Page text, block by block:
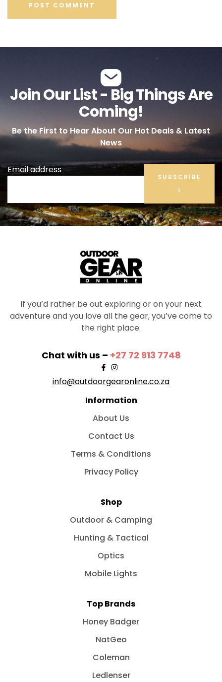
POST COMMENT
Join Our List - Big Things Are
Coming!
Be the First to Hear About Our Hot Deals & Latest
News
Email address
SUBSCRIBE
If you’d rather be out exploring or on your next
adventure and you love all the gear, you’ve come to
the right place.
Chat with us – +27 72 913 7748
info@outdoorgearonline.co.za
Information
About Us
Contact Us
Terms & Conditions
Privacy Policy
Shop
Outdoor & Camping
Hunting & Tactical
Optics
Mobile Lights
Top Brands
Honey Badger
NatGeo
Coleman
Ledlenser